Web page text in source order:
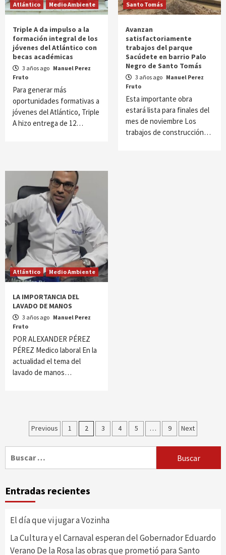
Atlántico Medio Ambiente
Triple A da impulso a la
formación integral de los
jóvenes del Atlántico con
becas académicas
3 años ago Manuel Perez
Fruto
Para generar más
oportunidades formativas a
jóvenes del Atlántico, Triple
A hizo entrega de 12…
Santo Tomás
Avanzan
satisfactoriamente
trabajos del parque
Sacúdete en barrio Palo
Negro de Santo Tomás
3 años ago Manuel Perez
Fruto
Esta importante obra
estará lista para finales del
mes de noviembre Los
trabajos de construcción…
Atlántico Medio Ambiente
LA IMPORTANCIA DEL
LAVADO DE MANOS
3 años ago Manuel Perez
Fruto
POR ALEXANDER PÉREZ
PÉREZ Medico laboral En la
actualidad el tema del
lavado de manos…
Paginación
de
entradas
Previous 1 2 3 4 5 … 9 Next
Entradas recientes
El día que vi jugar a Vozinha
La Cultura y el Carnaval esperan del Gobernador Eduardo
Verano De la Rosa las obras que prometió para Santo